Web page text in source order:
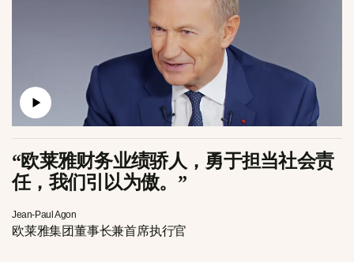
“欧莱雅财务业绩骄人，勇于担当社会责
任，我们引以为傲。”
Jean-Paul Agon
欧莱雅集团董事长兼首席执行官